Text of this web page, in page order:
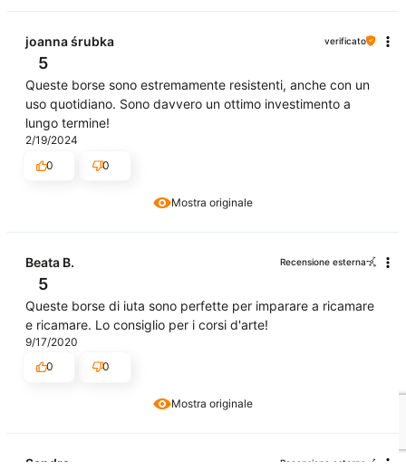
Mostra originale
joanna śrubka verificato
5
Queste borse sono estremamente resistenti, anche con un
uso quotidiano. Sono davvero un ottimo investimento a
lungo termine!
2/19/2024
0
0
Mostra originale
Beata B. Recensione esterna
5
Queste borse di iuta sono perfette per imparare a ricamare
e ricamare. Lo consiglio per i corsi d'arte!
9/17/2020
0
0
Sandra Recensione esterna